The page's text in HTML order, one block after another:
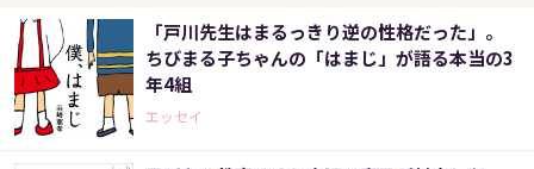
「戸川先生はまるっきり逆の性格だった」。
ちびまる子ちゃんの「はまじ」が語る本当の3
年4組
エッセイ